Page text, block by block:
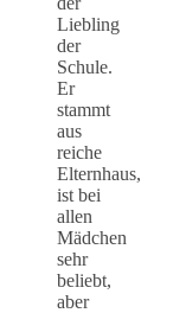
Liebling
der
Schule.
Er
stammt
aus
reiche
Elternhaus,
ist bei
allen
Mädchen
sehr
beliebt,
aber